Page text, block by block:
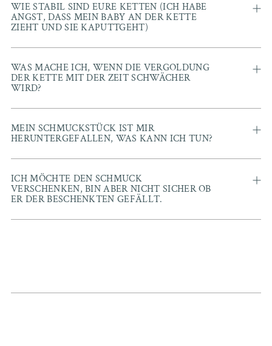
WIE STABIL SIND EURE KETTEN (ICH HABE
ANGST, DASS MEIN BABY AN DER KETTE
ZIEHT UND SIE KAPUTTGEHT)
WAS MACHE ICH, WENN DIE VERGOLDUNG
DER KETTE MIT DER ZEIT SCHWÄCHER
WIRD?
MEIN SCHMUCKSTÜCK IST MIR
HERUNTERGEFALLEN, WAS KANN ICH TUN?
ICH MÖCHTE DEN SCHMUCK
VERSCHENKEN, BIN ABER NICHT SICHER OB
ER DER BESCHENKTEN GEFÄLLT.